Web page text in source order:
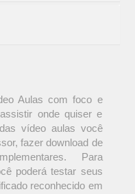
Aulas com foco e
onde quiser e
vídeo aulas você
fazer download de
Para
poderá testar seus
reconhecido em